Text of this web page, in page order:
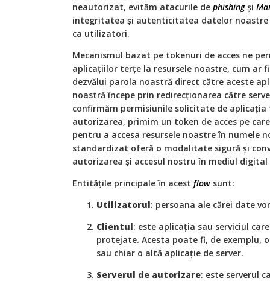
neautorizat, evităm atacurile de phishingși
integritatea și autenticitatea datelor noastre
ca utilizatori.
Mecanismul bazat pe tokenuri de acces ne
aplicațiilor terțe la resursele noastre, cum ar
dezvălui parola noastră direct către aceste
noastră începe prin redirecționarea către
confirmăm permisiunile solicitate de aplicația
autorizarea, primim un token de acces pe
pentru a accesa resursele noastre în numele
standardizat oferă o modalitate sigură și
autorizarea și accesul nostru în mediul
Entitățile principale în acest flow sunt:
Utilizatorul: persoana ale cărei date
Clientul: este aplicația sau serviciul
protejate. Acesta poate fi, de exemplu,
sau chiar o altă aplicație de server.
Serverul de autorizare: este serverul